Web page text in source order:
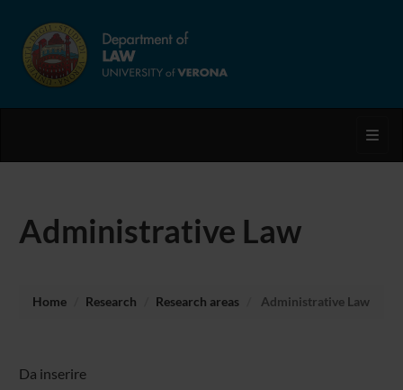
Administrative Law
Home Research Research areas Administrative Law
Da inserire